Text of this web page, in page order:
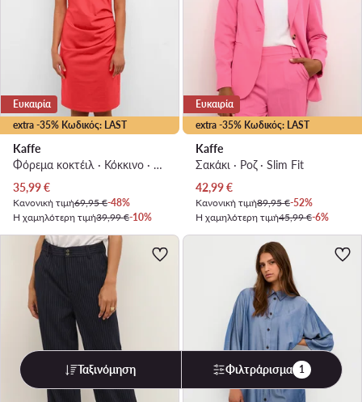
extra -35% Κωδικός: LAST
Ευκαιρία
Kaffe
Φόρεμα κοκτέιλ · Κόκκινο · Mini
Τρέχουσα τιμή
35,99€
Κανονική τιμή69,95 €-48%
Η χαμηλότερη τιμή39,99 €-10%
extra -35% Κωδικός: LAST
Ευκαιρία
Kaffe
Σακάκι · Ροζ · Slim Fit
Τρέχουσα τιμή
42,99€
Κανονική τιμή89,95 €-52%
Η χαμηλότερη τιμή45,99 €-6%
Ταξινόμηση Φιλτράρισμα 1